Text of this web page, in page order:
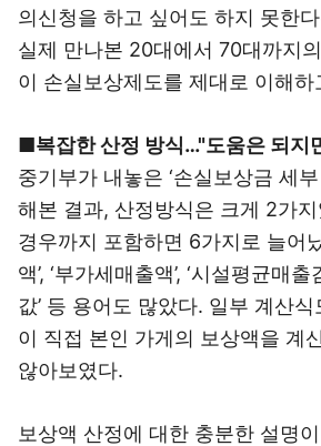
의신청을 하고 싶어도 하지 못한
실제 만나본 20대에서 70대까지
이 손실보상제도를 제대로 이해하
■복잡한 산정 방식…"도움은 되지
중기부가 내놓은 ‘손실보상금 세
해본 결과, 산정방식은 크게 2가
경우까지 포함하면 6가지로 늘어
액’, ‘부가세매출액’, ‘시설평균매출
값’ 등 용어도 많았다. 일부 계산
이 직접 본인 가게의 보상액을 계
않아보였다.
보상액 산정에 대한 충분한 설명